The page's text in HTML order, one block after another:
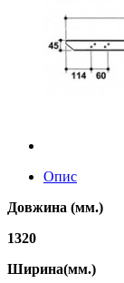
Опис
Довжина (мм.)
1320
Ширина(мм.)